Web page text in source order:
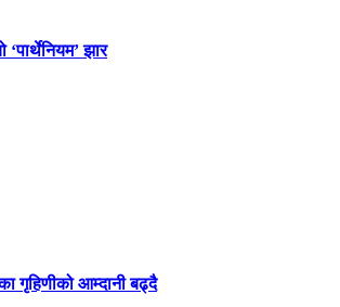
झार
गृहिणीको आम्दानी बढ्दै